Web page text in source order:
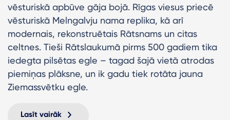
vēsturiskā apbūve gāja bojā. Rīgas viesus priecē
vēsturiskā Melngalvju nama replika, kā arī
modernais, rekonstruētais Rātsnams un citas
celtnes. Tieši Rātslaukumā pirms 500 gadiem tika
iedegta pilsētas egle – tagad šajā vietā atrodas
piemiņas plāksne, un ik gadu tiek rotāta jauna
Ziemassvētku egle.
Lasīt vairāk